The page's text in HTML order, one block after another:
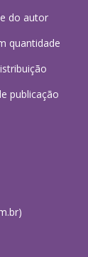
do autor
quantidade
publicação